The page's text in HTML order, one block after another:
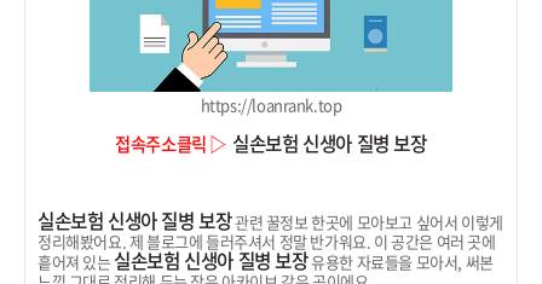
https://loanrank.top
접속주소클릭 ▷ 실손보험 신생아 질병 보장
실손보험 신생아 질병 보장관련 꿀정보 한곳에 모아보고 싶어서 이렇게
정리해봤어요. 제 블로그에 들러주셔서 정말 반가워요. 이 공간은 여러 곳에
흩어져 있는 실손보험 신생아 질병 보장유용한 자료들을 모아서, 써본